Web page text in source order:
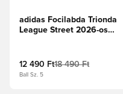
adidas Focilabda Trionda
League Street 2026-os
piros
12 490 Ft18 490 Ft
Ball Sz. 5